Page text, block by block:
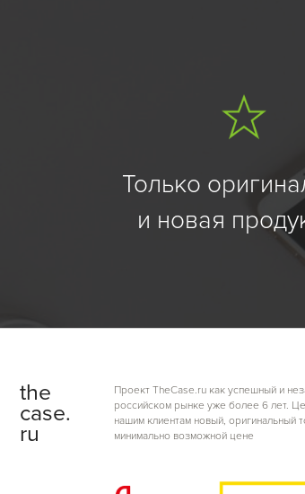
Только
и новая
the
case.
ru
Проект TheCase.ru как успешный и
российском рынке уже более 6 лет.
нашим клиентам новый, оригинальный
минимально возможной цене